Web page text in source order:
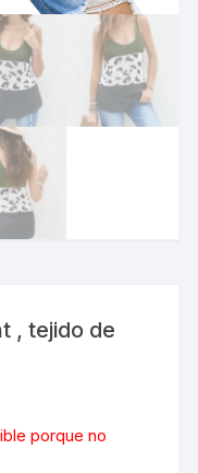
, tejido de
porque no